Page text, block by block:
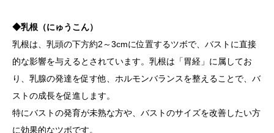
◆乳根（にゅうこん）
乳根は、乳頭の下方約2～3cmに位置するツボで、バストに直接
的な影響を与えるとされています。乳根は「胃経」に属してお
り、乳腺の発達を促す他、ホルモンバランスを整えることで、バ
ストの成長を促進します。
特にバストの発育が未熟な方や、バストのサイズを改善したい方
に効果的なツボです。